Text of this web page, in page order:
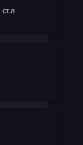
ст.л